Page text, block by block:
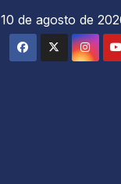
10 de agosto de